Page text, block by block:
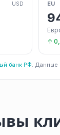
USD EU
↑
банк РФ. Данные